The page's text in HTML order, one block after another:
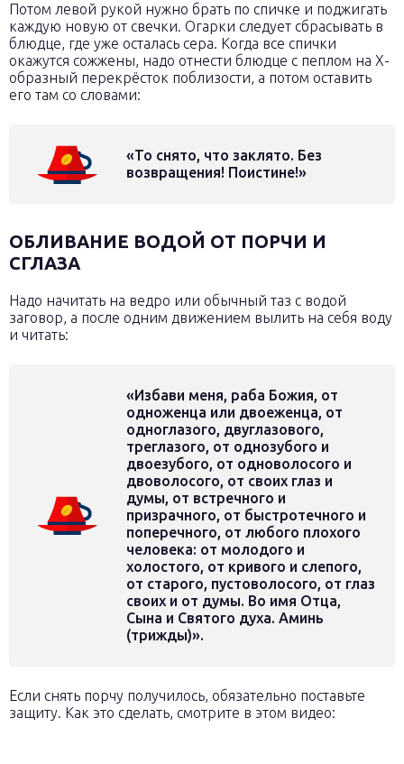
Потом левой рукой нужно брать по спичке и поджигать
каждую новую от свечки. Огарки следует сбрасывать в
блюдце, где уже осталась сера. Когда все спички
окажутся сожжены, надо отнести блюдце с пеплом на Х-
образный перекрёсток поблизости, а потом оставить
его там со словами:
«То снято, что заклято. Без
возвращения! Поистине!»
ОБЛИВАНИЕ ВОДОЙ ОТ ПОРЧИ И
СГЛАЗА
Надо начитать на ведро или обычный таз с водой
заговор, а после одним движением вылить на себя воду
и читать:
«Избави меня, раба Божия, от
одноженца или двоеженца, от
одноглазого, двуглазового,
треглазого, от однозубого и
двоезубого, от одноволосого и
двоволосого, от своих глаз и
думы, от встречного и
призрачного, от быстротечного и
поперечного, от любого плохого
человека: от молодого и
холостого, от кривого и слепого,
от старого, пустоволосого, от глаз
своих и от думы. Во имя Отца,
Сына и Святого духа. Аминь
(трижды)».
Если снять порчу получилось, обязательно поставьте
защиту. Как это сделать, смотрите в этом видео: